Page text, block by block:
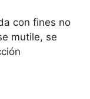
con fines no
mutile, se